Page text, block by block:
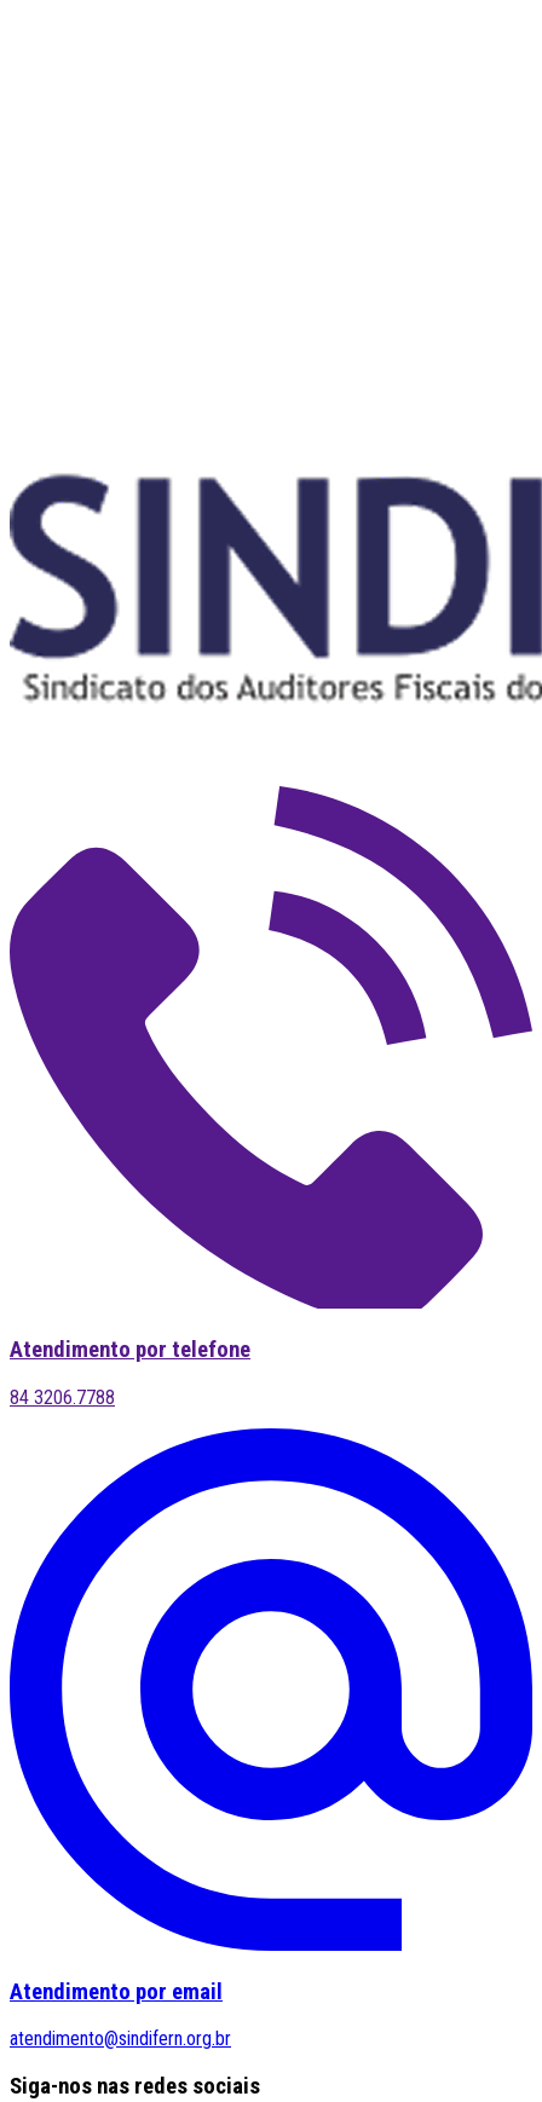
Atendimento por telefone
84 3206.7788
Atendimento por email
atendimento@sindifern.org.br
Siga-nos nas redes sociais